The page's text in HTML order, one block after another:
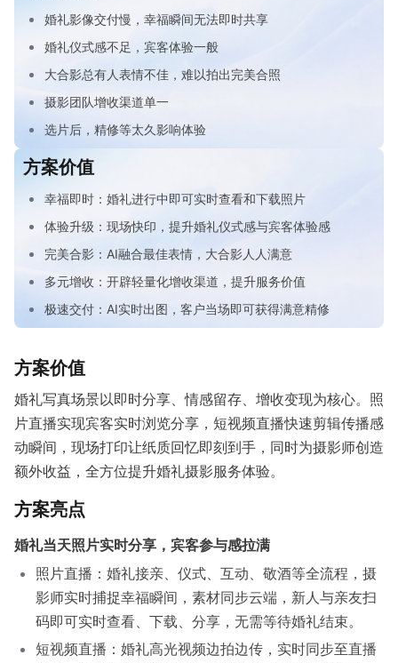
影像人才
专题微站
关于我们
婚礼影像交付慢，幸福瞬间无法即时共享
婚礼仪式感不足，宾客体验一般
大合影总有人表情不佳，难以拍出完美合照
摄影团队增收渠道单一
选片后，精修等太久影响体验
方案价值
幸福即时：婚礼进行中即可实时查看和下载照片
体验升级：现场快印，提升婚礼仪式感与宾客体验感
完美合影：AI融合最佳表情，大合影人人满意
多元增收：开辟轻量化增收渠道，提升服务价值
极速交付：AI实时出图，客户当场即可获得满意精修
方案价值
婚礼写真场景以即时分享、情感留存、增收变现为核心。照
片直播实现宾客实时浏览分享，短视频直播快速剪辑传播感
动瞬间，现场打印让纸质回忆即刻到手，同时为摄影师创造
额外收益，全方位提升婚礼摄影服务体验。
方案亮点
婚礼当天照片实时分享，宾客参与感拉满
照片直播：婚礼接亲、仪式、互动、敬酒等全流程，摄
影师实时捕捉幸福瞬间，素材同步云端，新人与亲友扫
码即可实时查看、下载、分享，无需等待婚礼结束。
短视频直播：婚礼高光视频边拍边传，实时同步至直播